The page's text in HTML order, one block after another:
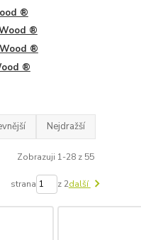
®
®
®
®
Nejdražší
Zobrazuji 1-28 z 55
strana z 2další